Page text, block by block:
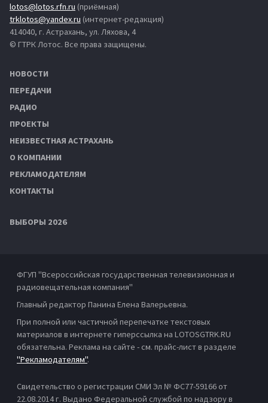
lotos@lotos.rfn.ru (приёмная)
trklotos@yandex.ru (интернет-редакция)
414040, г. Астрахань, ул. Ляхова, 4
© ГТРК Лотос. Все права защищены.
НОВОСТИ
ПЕРЕДАЧИ
РАДИО
ПРОЕКТЫ
НЕИЗВЕСТНАЯ АСТРАХАНЬ
О КОМПАНИИ
РЕКЛАМОДАТЕЛЯМ
КОНТАКТЫ
ВЫБОРЫ 2026
ФГУП "Всероссийская государственная телевизионная и
радиовещательная компания"
Главный редактор Панина Елена Валерьевна.
При полной или частичной перепечатке текстовых
материалов в интернете гиперссылка на LOTOSGTRK.RU
обязательна. Реклама на сайте - см. прайс-лист в разделе
"Рекламодателям".
Свидетельство о регистрации СМИ Эл № ФС77-59166 от
22.08.2014 г. Выдано Федеральной службой по надзору в